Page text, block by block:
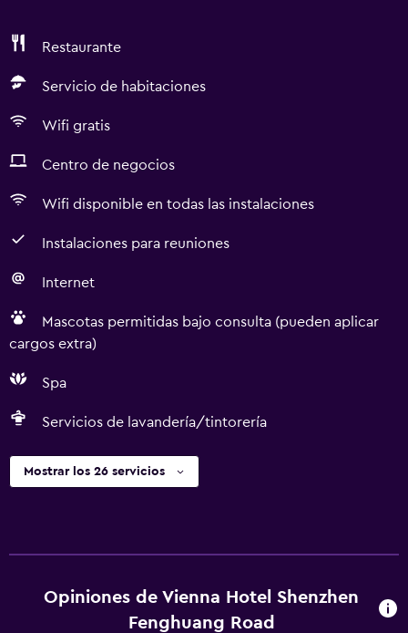
Restaurante
Servicio de habitaciones
Wifi gratis
Centro de negocios
Wifi disponible en todas las instalaciones
Instalaciones para reuniones
Internet
Mascotas permitidas bajo consulta (pueden aplicar
cargos extra)
Spa
Servicios de lavandería/tintorería
Mostrar los 26 servicios
Opiniones de Vienna Hotel Shenzhen
Fenghuang Road